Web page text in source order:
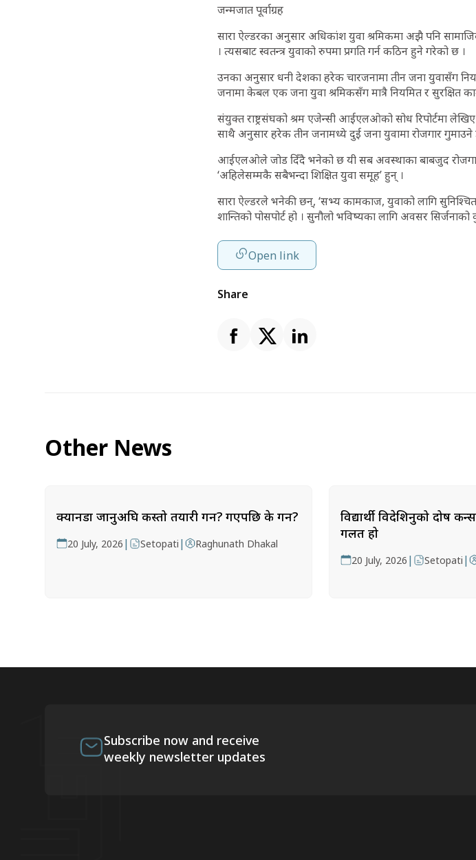
जन्मजात पूर्वाग्रह
सारा ऐल्डरका अनुसार अधिकांश युवा श्रमिकमा अझै पनि
। त्यसबाट स्वतन्त्र युवाको रुपमा प्रगति गर्न कठिन हुने गरेको छ ।
उनका अनुसार धनी देशका हरेक चारजनामा तीन जना युवासँग
जनामा केबल एक जना युवा श्रमिकसँग मात्रै नियमित र सुरक्षित
संयुक्त राष्ट्रसंघको श्रम एजेन्सी आईएलओको सोध रिपोर्टमा
साथै अनुसार हरेक तीन जनामध्ये दुई जना युवामा रोजगार गुमाउने
आईएलओले जोड दिँदै भनेको छ यी सब अवस्थाका बाबजुद
‘अहिलेसम्मकै सबैभन्दा शिक्षित युवा समूह’ हुन् ।
सारा ऐल्डरले भनेकी छन्, ‘सभ्य कामकाज, युवाको लागि
शान्तिको पोसपोर्ट हो । सुनौलो भविष्यका लागि अवसर
Open link
Share
Other News
क्यानडा जानुअघि कस्तो तयारी गर्ने? गएपछि के गर्ने?
20 July, 2026 | Setopati | Raghunath Dhakal
विद्यार्थी विदेशिनुको दोष
गलत हो
20 July, 2026 | Setopati |
Subscribe now and receive
weekly newsletter updates